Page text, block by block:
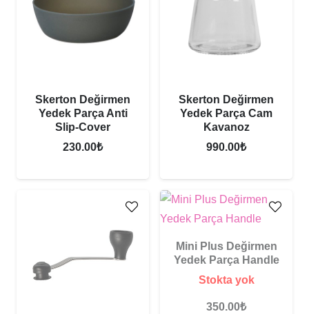
Skerton Değirmen
Yedek Parça Anti
Slip-Cover
230.00₺
Skerton Değirmen
Yedek Parça Cam
Kavanoz
990.00₺
Mini Plus Değirmen
Yedek Parça Handle
Stokta yok
350.00₺